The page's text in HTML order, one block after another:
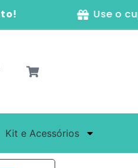
Use o
Kit e Acessórios